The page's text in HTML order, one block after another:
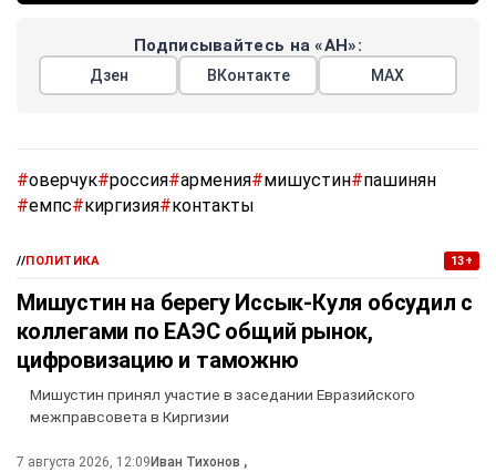
Подписывайтесь на «АН»:
Дзен ВКонтакте МАХ
#оверчук#россия#армения#мишустин#пашинян
#емпс#киргизия#контакты
//ПОЛИТИКА 13+
Мишустин на берегу Иссык-Куля обсудил с
коллегами по ЕАЭС общий рынок,
цифровизацию и таможню
Мишустин принял участие в заседании Евразийского
межправсовета в Киргизии
7 августа 2026, 12:09Иван Тихонов ,